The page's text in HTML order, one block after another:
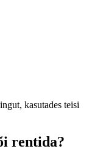
kasutades teisi
rentida?